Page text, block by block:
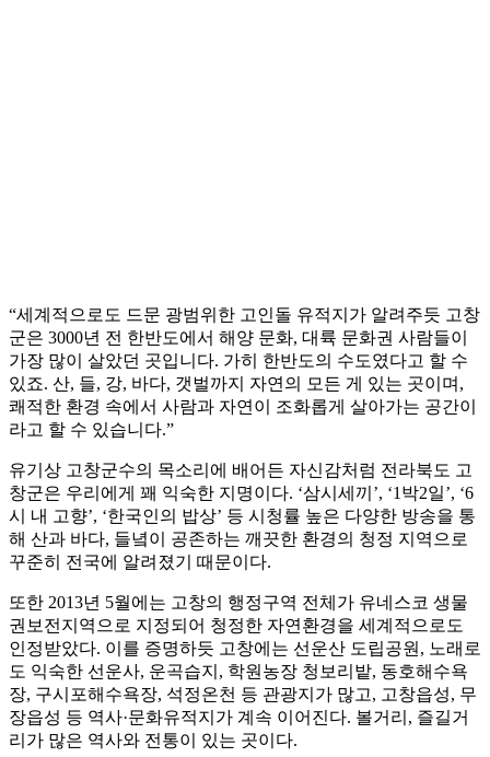
“세계적으로도 드문 광범위한 고인돌 유적지가 알려주듯 고창
군은 3000년 전 한반도에서 해양 문화, 대륙 문화권 사람들이
가장 많이 살았던 곳입니다. 가히 한반도의 수도였다고 할 수
있죠. 산, 들, 강, 바다, 갯벌까지 자연의 모든 게 있는 곳이며,
쾌적한 환경 속에서 사람과 자연이 조화롭게 살아가는 공간이
라고 할 수 있습니다.”
유기상 고창군수의 목소리에 배어든 자신감처럼 전라북도 고
창군은 우리에게 꽤 익숙한 지명이다. ‘삼시세끼’, ‘1박2일’, ‘6
시 내 고향’, ‘한국인의 밥상’ 등 시청률 높은 다양한 방송을 통
해 산과 바다, 들녘이 공존하는 깨끗한 환경의 청정 지역으로
꾸준히 전국에 알려졌기 때문이다.
또한 2013년 5월에는 고창의 행정구역 전체가 유네스코 생물
권보전지역으로 지정되어 청정한 자연환경을 세계적으로도
인정받았다. 이를 증명하듯 고창에는 선운산 도립공원, 노래로
도 익숙한 선운사, 운곡습지, 학원농장 청보리밭, 동호해수욕
장, 구시포해수욕장, 석정온천 등 관광지가 많고, 고창읍성, 무
장읍성 등 역사·문화유적지가 계속 이어진다. 볼거리, 즐길거
리가 많은 역사와 전통이 있는 곳이다.